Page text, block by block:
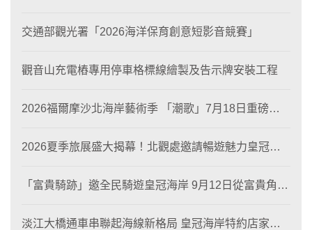
交通部觀光署「2026海洋保育創意短影音競賽」
觀音山充電樁專用停車格標線繪製及告示牌安裝工程
2026福爾摩沙北海岸藝術季 「潮歌」7月18日重磅登
2026夏季旅展盛大揭幕！北觀處邀請暢遊魅力皇冠海
「富貴騎跡」邀全民騎遊皇冠海岸 9月12日從富貴角出
淡江大橋通車串聯起海線新格局 皇冠海岸特約店家、